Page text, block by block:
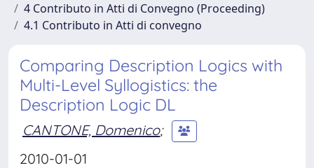
4 Contributo in Atti di Convegno (Proceeding)
4.1 Contributo in Atti di convegno
Comparing Description Logics with
Multi-Level Syllogistics: the
Description Logic DL
CANTONE, Domenico;
2010-01-01